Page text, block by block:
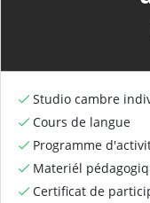
Studio cambre
Cours de langue
Programme
Materiél
Certificat de